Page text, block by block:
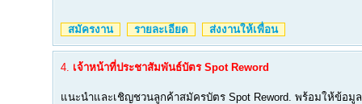
สมัครงาน รายละเอียด ส่งงานให้เพื่อน
4. เจ้าหน้าที่ประชาสัมพันธ์บัตร Spot Reword
แนะนำและเชิญชวนลูกค้าสมัครบัตร Spot Reword. พร้อมให้ข้อมู